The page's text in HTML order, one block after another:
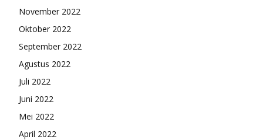
November 2022
Oktober 2022
September 2022
Agustus 2022
Juli 2022
Juni 2022
Mei 2022
April 2022